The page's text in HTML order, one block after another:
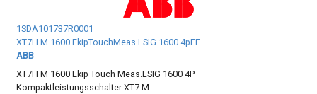
1SDA101737R0001
XT7H M 1600 EkipTouchMeas.LSIG 1600 4pFF
ABB
XT7H M 1600 Ekip Touch Meas.LSIG 1600 4P
Kompaktleistungsschalter XT7 M